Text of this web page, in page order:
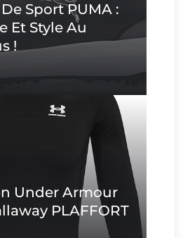
Sport PUMA :
Et Style Au
!
Under Armour
PLAFFORT